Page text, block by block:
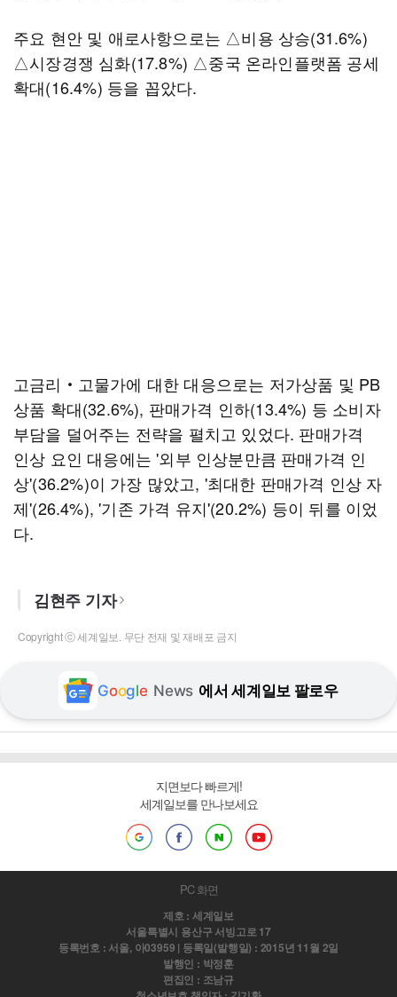
주요 현안 및 애로사항으로는 △비용 상승(31.6%)
△시장경쟁 심화(17.8%) △중국 온라인플랫폼 공세
확대(16.4%) 등을 꼽았다.
고금리‧고물가에 대한 대응으로는 저가상품 및 PB
상품 확대(32.6%), 판매가격 인하(13.4%) 등 소비자
부담을 덜어주는 전략을 펼치고 있었다. 판매가격
인상 요인 대응에는 '외부 인상분만큼 판매가격 인
상'(36.2%)이 가장 많았고, '최대한 판매가격 인상 자
제'(26.4%), '기존 가격 유지'(20.2%) 등이 뒤를 이었
다.
김현주 기자
Copyright ⓒ 세계일보. 무단 전재 및 재배포 금지
Google News 에서 세계일보 팔로우
지면보다 빠르게!
세계일보를 만나보세요
PC 화면
제호 : 세계일보
서울특별시 용산구 서빙고로 17
등록번호 : 서울, 아03959 | 등록일(발행일) : 2015년 11월 2일
발행인 : 박정훈
편집인 : 조남규